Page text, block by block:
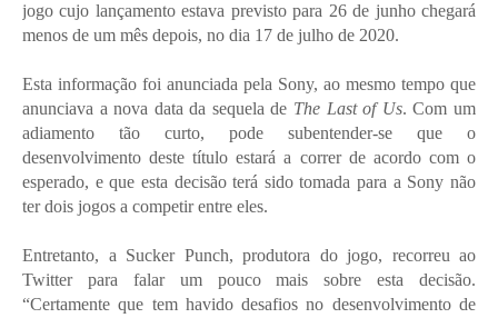
jogo cujo lançamento estava previsto para 26 de junho chegará
menos de um mês depois, no dia 17 de julho de 2020.
Esta informação foi anunciada pela Sony, ao mesmo tempo que
anunciava a nova data da sequela de The Last of Us. Com um
adiamento tão curto, pode subentender-se que o
desenvolvimento deste título estará a correr de acordo com o
esperado, e que esta decisão terá sido tomada para a Sony não
ter dois jogos a competir entre eles.
Entretanto, a Sucker Punch, produtora do jogo, recorreu ao
Twitter para falar um pouco mais sobre esta decisão.
“Certamente que tem havido desafios no desenvolvimento de